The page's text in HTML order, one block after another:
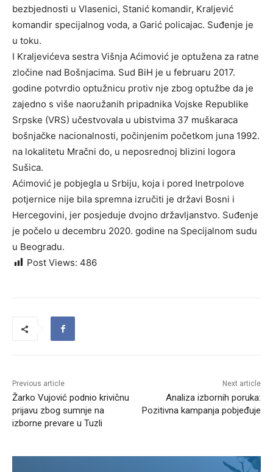
bezbjednosti u Vlasenici, Stanić komandir, Kraljević
komandir specijalnog voda, a Garić policajac. Suđenje je
u toku.
I Kraljevićeva sestra Višnja Aćimović je optužena za ratne
zločine nad Bošnjacima. Sud BiH je u februaru 2017.
godine potvrdio optužnicu protiv nje zbog optužbe da je
zajedno s više naoružanih pripadnika Vojske Republike
Srpske (VRS) učestvovala u ubistvima 37 muškaraca
bošnjačke nacionalnosti, počinjenim početkom juna 1992.
na lokalitetu Mračni do, u neposrednoj blizini logora
Sušica.
Aćimović je pobjegla u Srbiju, koja i pored Inetrpolove
potjernice nije bila spremna izručiti je državi Bosni i
Hercegovini, jer posjeduje dvojno državljanstvo. Suđenje
je počelo u decembru 2020. godine na Specijalnom sudu
u Beogradu.
Post Views: 486
Previous article
Žarko Vujović podnio krivičnu
prijavu zbog sumnje na
izborne prevare u Tuzli
Next article
Analiza izbornih poruka:
Pozitivna kampanja pobjeđuje